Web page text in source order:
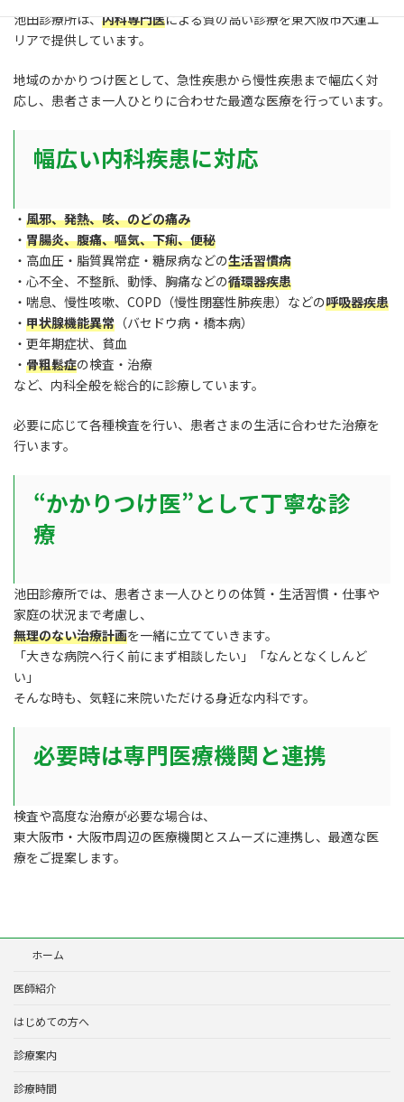
池田診療所は、内科専門医による質の高い診療を東大阪市大蓮エ
リアで提供しています。
地域のかかりつけ医として、急性疾患から慢性疾患まで幅広く対
応し、患者さま一人ひとりに合わせた最適な医療を行っています。
幅広い内科疾患に対応
・ 風邪、発熱、咳、のどの痛み
・ 胃腸炎、腹痛、嘔気、下痢、便秘
・高血圧・脂質異常症・糖尿病などの生活習慣病
・心不全、不整脈、動悸、胸痛などの循環器疾患
・喘息、慢性咳嗽、COPD（慢性閉塞性肺疾患）などの呼吸器疾患
・ 甲状腺機能異常 （バセドウ病・橋本病）
・更年期症状、貧血
・ 骨粗鬆症の検査・治療
など、内科全般を総合的に診療しています。
必要に応じて各種検査を行い、患者さまの生活に合わせた治療を
行います。
“かかりつけ医”として丁寧な診
療
池田診療所では、患者さま一人ひとりの体質・生活習慣・仕事や
家庭の状況まで考慮し、
無理のない治療計画を一緒に立てていきます。
「大きな病院へ行く前にまず相談したい」「なんとなくしんど
い」
そんな時も、気軽に来院いただける身近な内科です。
必要時は専門医療機関と連携
検査や高度な治療が必要な場合は、
東大阪市・大阪市周辺の医療機関とスムーズに連携し、最適な医
療をご提案します。
ホーム
医師紹介
はじめての方へ
診療案内
診療時間